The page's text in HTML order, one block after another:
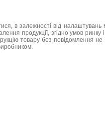
в залежності від
продукції, згідно умов
товару без повідомлення